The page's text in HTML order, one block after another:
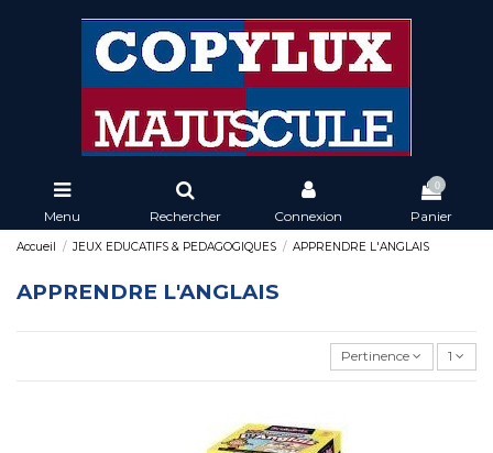
Menu Rechercher Connexion
0
Panier
Accueil JEUX EDUCATIFS & PEDAGOGIQUES APPRENDRE L'ANGLAIS
APPRENDRE L'ANGLAIS
Pertinence 1